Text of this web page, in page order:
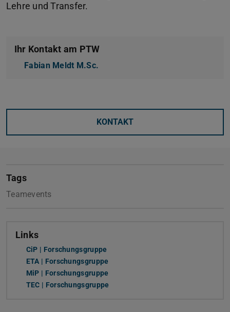
Ihr Kontakt am PTW
Fabian Meldt M.Sc.
KONTAKT
Tags
Teamevents
Links
CiP | Forschungsgruppe
ETA | Forschungsgruppe
MiP | Forschungsgruppe
TEC | Forschungsgruppe